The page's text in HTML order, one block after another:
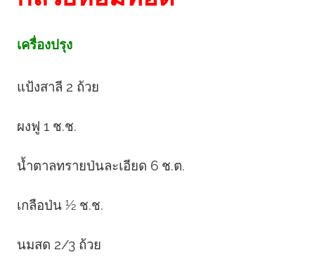
เครื่องปรุง
แป้งสาลี 2 ถ้วย
ผงฟู 1 ช.ช.
น้ำตาลทรายป่นละเอียด 6 ช.ต.
เกลือป่น ½ ช.ช.
นมสด 2/3 ถ้วย